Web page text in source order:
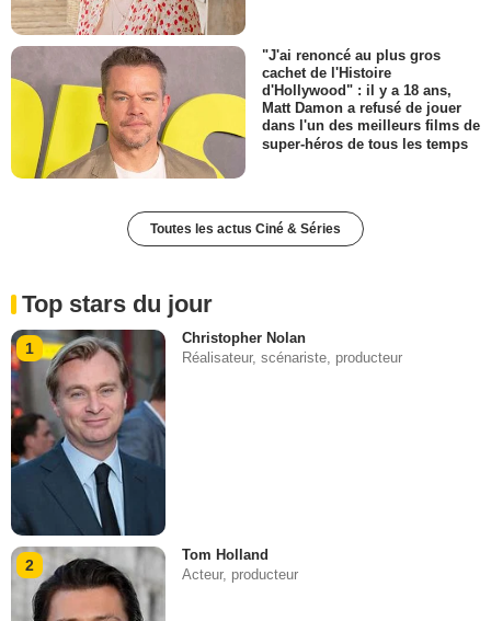
"J'ai renoncé au plus gros
cachet de l'Histoire
d'Hollywood" : il y a 18 ans,
Matt Damon a refusé de jouer
dans l'un des meilleurs films de
super-héros de tous les temps
Toutes les actus Ciné & Séries
Top stars du jour
1
Christopher Nolan
Réalisateur, scénariste, producteur
2
Tom Holland
Acteur, producteur